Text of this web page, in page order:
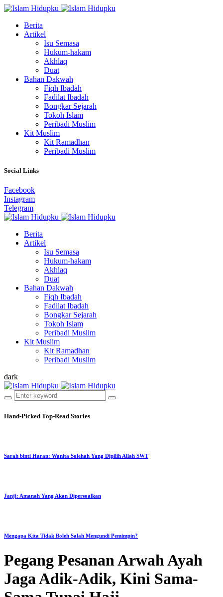
Berita
Artikel
Isu Semasa
Hukum-hakam
Akhlaq
Duat
Bahan Dakwah
Fiqh Ibadah
Fadilat Ibadah
Bongkar Sejarah
Tokoh Islam
Peribadi Muslim
Kit Muslim
Kit Ramadhan
Peribadi Muslim
Social Links
Facebook
Instagram
Telegram
Berita
Artikel
Isu Semasa
Hukum-hakam
Akhlaq
Duat
Bahan Dakwah
Fiqh Ibadah
Fadilat Ibadah
Bongkar Sejarah
Tokoh Islam
Peribadi Muslim
Kit Muslim
Kit Ramadhan
Peribadi Muslim
dark
Hand-Picked Top-Read Stories
Sarah binti Haran: Wanita Solehah Yang Dipilih Allah SWT
Janji: Amanah Yang Akan Dipersoalkan
Mengapa Kita Tidak Boleh Salah Mengundi Pemimpin?
Pegang Pesanan Arwah Ayah
Jaga Adik-Adik, Kini Sama-